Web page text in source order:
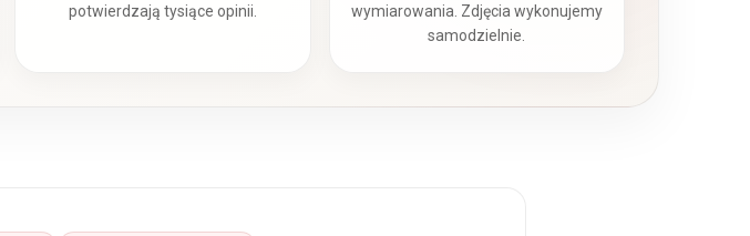
potwierdzają tysiące opinii.
wymiarowania. Zdjęcia wykonujemy
samodzielnie.